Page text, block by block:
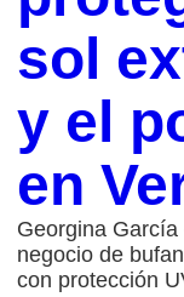
sol
y el
en
Georgina
negocio de
con protección